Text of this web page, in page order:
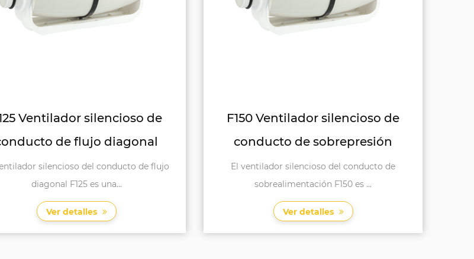
F150 Ventilador silencioso de
conducto de sobrepresión
El ventilador silencioso del conducto de
sobrealimentación F150 es ...
Ver detalles
F200 Ventilador silencioso de
conducto para hogar
El F200 Home Duct Silent Fan es una adición
excepcional al mundo de...
Ver detalles